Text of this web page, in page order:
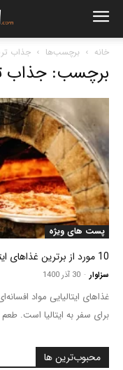
خانه برچسب‌ها جذاب
برچسب: جذاب
پست های ویژه
10 مورد از برترین غذاهای ایتالیا
سزاوار - 30 آذر 1400
غذاهای ایتالیایی مواد
برای سفر به ایتالیا است. طعم
محبوب‌ترین ها